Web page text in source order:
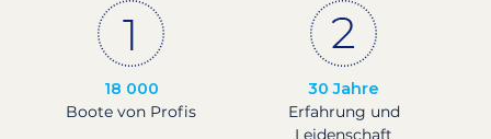
18 000
Boote von Profis
30 Jahre
Erfahrung und